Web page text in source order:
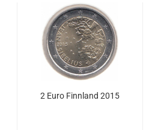
2 Euro Finn­land 2015